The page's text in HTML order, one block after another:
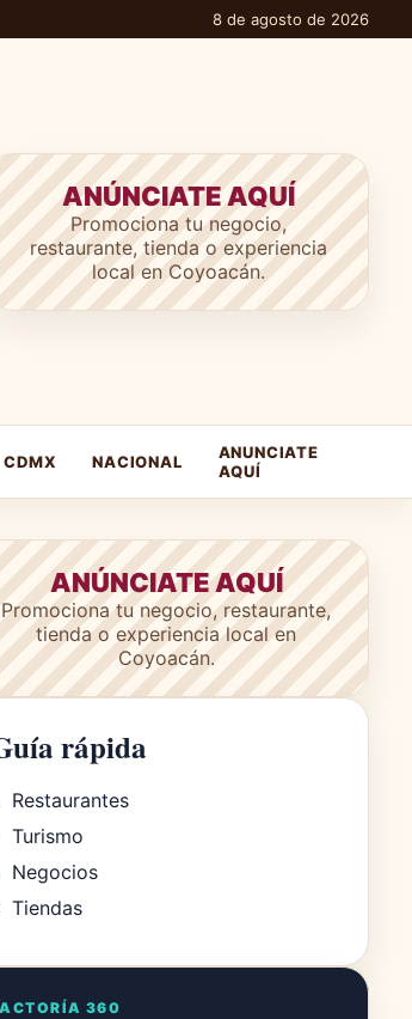
8 de agosto de 2026
ANÚNCIATE AQUÍ
Promociona tu negocio,
restaurante, tienda o experiencia
local en Coyoacán.
CDMX NACIONAL
ANUNCIATE
AQUÍ
ANÚNCIATE AQUÍ
Promociona tu negocio, restaurante,
tienda o experiencia local en
Coyoacán.
rápida
Restaurantes
Turismo
Negocios
Tiendas
360